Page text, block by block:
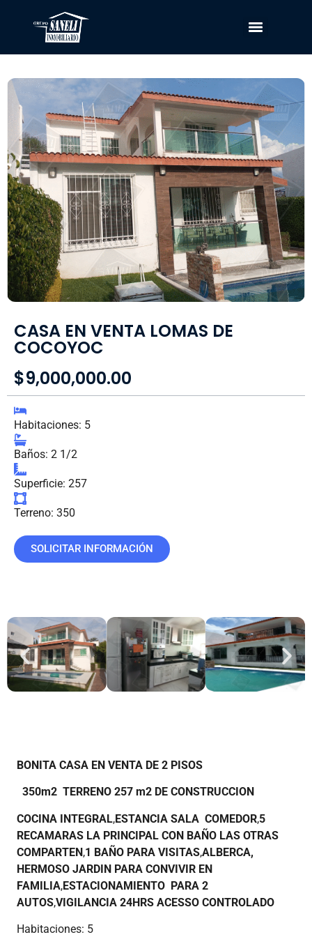
CASA EN VENTA LOMAS DE
COCOYOC
$9,000,000.00
Habitaciones: 5
Baños: 2 1/2
Superficie: 257
Terreno: 350
SOLICITAR INFORMACIÓN
BONITA CASA EN VENTA DE 2 PISOS
350m2 TERRENO 257 m2 DE CONSTRUCCION
COCINA INTEGRAL,ESTANCIA SALA COMEDOR,5
RECAMARAS LA PRINCIPAL CON BAÑO LAS OTRAS
COMPARTEN,1 BAÑO PARA VISITAS,ALBERCA,
HERMOSO JARDIN PARA CONVIVIR EN
FAMILIA,ESTACIONAMIENTO PARA 2
AUTOS,VIGILANCIA 24HRS ACESSO CONTROLADO
Habitaciones: 5